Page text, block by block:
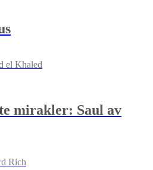
el Khaled
mirakler: Saul av
Rich